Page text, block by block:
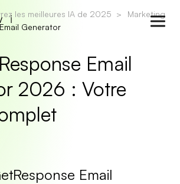
les meilleures IA de 2025
Marketing
Generator
Email
2026 : Votre
Email